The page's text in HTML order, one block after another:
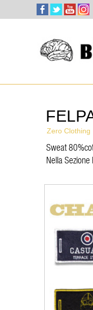
Sweat
Nella
Zero Clothing